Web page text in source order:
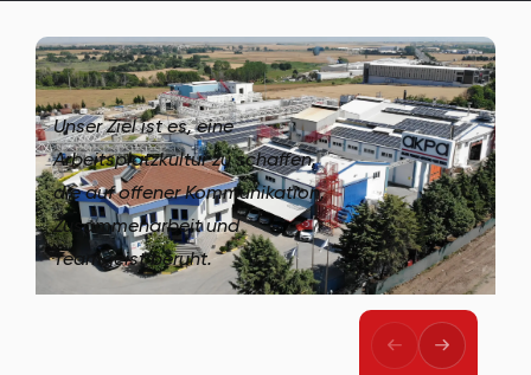
Unser Ziel ist es, eine
Arbeitsplatzkultur zu schaffen,
die auf offener Kommunikation,
Zusammenarbeit und
Teamgeist beruht.